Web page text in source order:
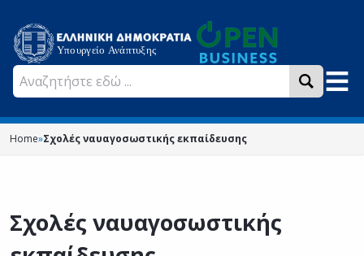
Home»Σχολές ναυαγοσωστικής εκπαίδευσης
Σχολές ναυαγοσωστικής